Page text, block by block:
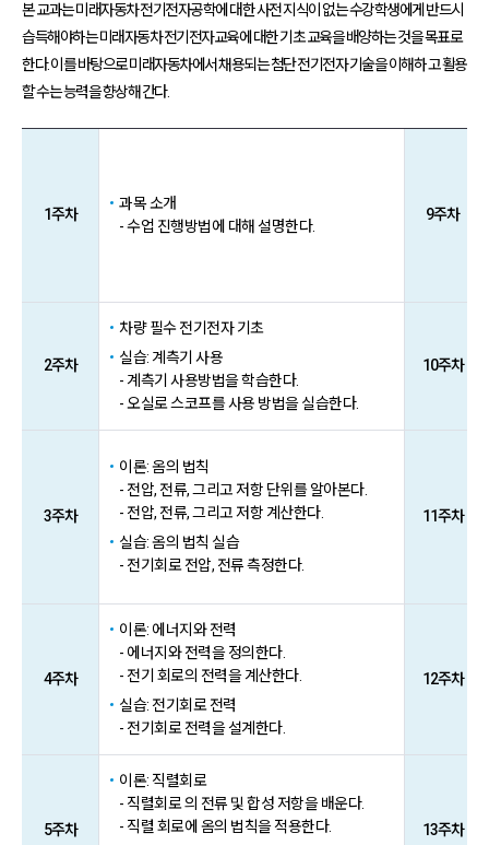
본 교과는 미래자동차 전기전자공학에 대한 사전 지식이 없는 수강학생에게 반드시
습득해야하는 미래자동차 전기전자교육에 대한 기초 교육을 배양하는 것을 목표로
한다.이를 바탕으로 미래자동차에서 채용되는 첨단 전기전자 기술을 이해하 고 활용
할 수는 능력을 향상해 간다.
1주차
과목 소개
- 수업 진행방법에 대해 설명한다.
9주차
2주차
차량 필수 전기전자 기초
실습: 계측기 사용
- 계측기 사용방법을 학습한다.
- 오실로 스코프를 사용 방법을 실습한다.
10주차
3주차
이론: 옴의 법칙
- 전압, 전류, 그리고 저항 단위를 알아본다.
- 전압, 전류, 그리고 저항 계산한다.
실습: 옴의 법칙 실습
- 전기회로 전압, 전류 측정한다.
11주차
4주차
이론: 에너지와 전력
- 에너지와 전력을 정의한다.
- 전기 회로의 전력을 계산한다.
실습: 전기회로 전력
- 전기회로 전력을 설계한다.
12주차
5주차
이론: 직렬회로
- 직렬회로 의 전류 및 합성 저항을 배운다.
- 직렬 회로에 옴의 법칙을 적용한다.
13주차